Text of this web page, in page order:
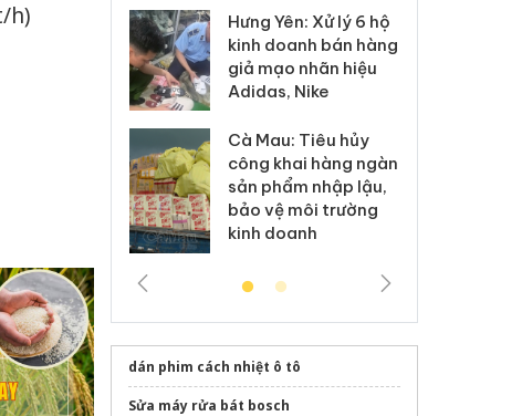
h)
Hóa: Tìm bị
Hưng Yên: Xử lý 6 hộ
kinh doanh bán hàng
giả mạo nhãn hiệu
Adidas, Nike
Cà Mau: Tiêu hủy
công khai hàng ngàn
sản phẩm nhập lậu,
bảo vệ môi trường
kinh doanh
dán phim cách nhiệt ô tô
Sửa máy rửa bát bosch